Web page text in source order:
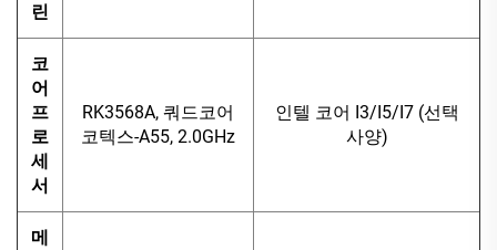
린
코
어
프
로
세
서
RK3568A, 쿼드코어
코텍스-A55, 2.0GHz
인텔 코어 I3/I5/I7 (선택
사양)
메